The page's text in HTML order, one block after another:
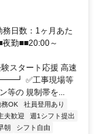
日数：1ヶ月あた
勤■■20:00～
ート応援 高速
✅工事現場等
等の 規制帯を...
務OK
社員登用あり
夫歓迎
週1シフト提出
朝 シフト自由